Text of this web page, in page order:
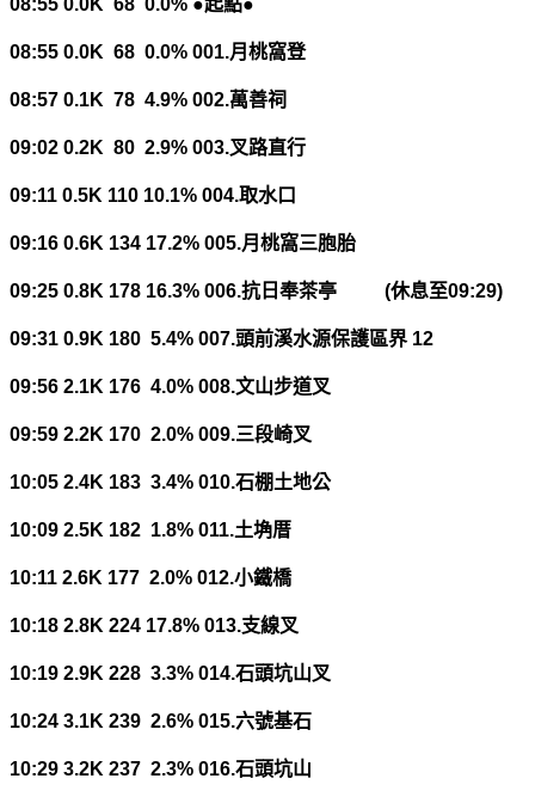
08:55 0.0K 68 0.0% 001.月桃窩登
08:57 0.1K 78 4.9% 002.萬善祠
09:02 0.2K 80 2.9% 003.叉路直行
09:11 0.5K 110 10.1% 004.取水口
09:16 0.6K 134 17.2% 005.月桃窩三胞胎
09:25 0.8K 178 16.3% 006.抗日奉茶亭 (休息至09:29)
09:31 0.9K 180 5.4% 007.頭前溪水源保護區界 12
09:56 2.1K 176 4.0% 008.文山步道叉
09:59 2.2K 170 2.0% 009.三段崎叉
10:05 2.4K 183 3.4% 010.石棚土地公
10:09 2.5K 182 1.8% 011.土埆厝
10:11 2.6K 177 2.0% 012.小鐵橋
10:18 2.8K 224 17.8% 013.支線叉
10:19 2.9K 228 3.3% 014.石頭坑山叉
10:24 3.1K 239 2.6% 015.六號基石
10:29 3.2K 237 2.3% 016.石頭坑山